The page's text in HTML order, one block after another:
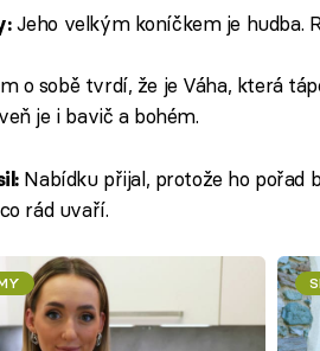
Jeho velkým koníčkem je hudba.
o sobě tvrdí, že je Váha, která
je i bavič a bohém.
Nabídku přijal, protože ho pořad
rád uvaří.